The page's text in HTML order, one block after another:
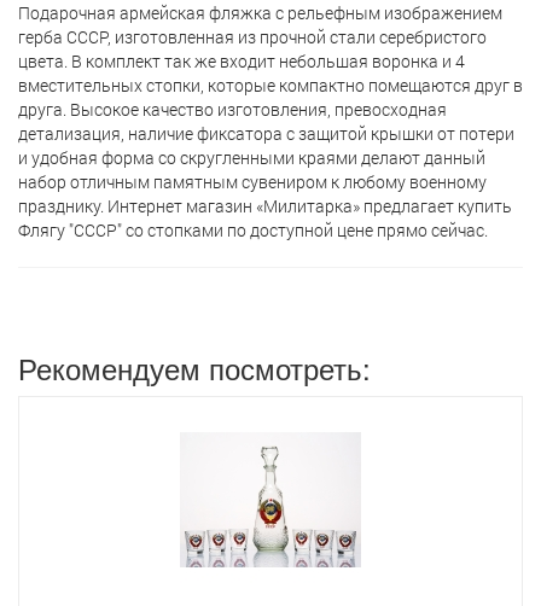
Подарочная армейская фляжка с рельефным изображением
герба СССР, изготовленная из прочной стали серебристого
цвета. В комплект так же входит небольшая воронка и 4
вместительных стопки, которые компактно помещаются друг в
друга. Высокое качество изготовления, превосходная
детализация, наличие фиксатора с защитой крышки от потери
и удобная форма со скругленными краями делают данный
набор отличным памятным сувениром к любому военному
празднику. Интернет магазин «Милитарка» предлагает кyпить
Флягу "СССР" со стопками по доступной цене прямо сейчас.
Рекомендуем посмотреть: